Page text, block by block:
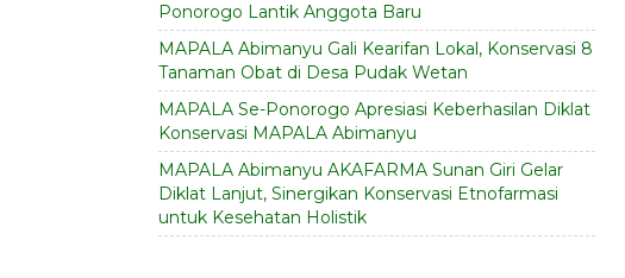
Ponorogo Lantik Anggota Baru
MAPALA Abimanyu Gali Kearifan Lokal, Konservasi 8
Tanaman Obat di Desa Pudak Wetan
MAPALA Se-Ponorogo Apresiasi Keberhasilan Diklat
Konservasi MAPALA Abimanyu
MAPALA Abimanyu AKAFARMA Sunan Giri Gelar
Diklat Lanjut, Sinergikan Konservasi Etnofarmasi
untuk Kesehatan Holistik